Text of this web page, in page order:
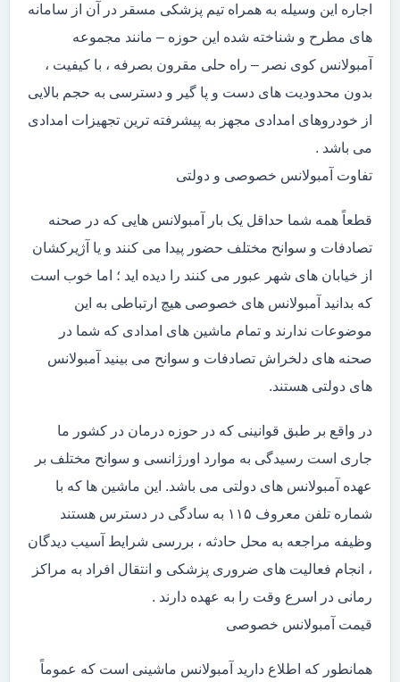
اجاره این وسیله به همراه تیم پزشکی مسقر در آن از سامانه
های مطرح و شناخته شده این حوزه – مانند مجموعه
آمبولانس کوی نصر – راه حلی مقرون بصرفه ، با کیفیت ،
بدون محدودیت های دست و پا گیر و دسترسی به حجم بالایی
از خودروهای امدادی مجهز به پیشرفته ترین تجهیزات امدادی
می باشد .
تفاوت آمبولانس خصوصی و دولتی
قطعاً همه شما حداقل یک بار آمبولانس هایی که در صحنه
تصادفات و سوانح مختلف حضور پیدا می کنند و یا آژیرکشان
از خیابان های شهر عبور می کنند را دیده اید ؛ اما خوب است
که بدانید آمبولانس های خصوصی هیچ ارتباطی به این
موضوعات ندارند و تمام ماشین های امدادی که شما در
صحنه های دلخراش تصادفات و سوانح می بینید آمبولانس
های دولتی هستند.
در واقع بر طبق قوانینی که در حوزه درمان در کشور ما
جاری است رسیدگی به موارد اورژانسی و سوانح مختلف بر
عهده آمبولانس های دولتی می باشد. این ماشین ها که با
شماره تلفن معروف ۱۱۵ به سادگی در دسترس هستند
وظیفه مراجعه به محل حادثه ، بررسی شرایط آسیب دیدگان
، انجام فعالیت های ضروری پزشکی و انتقال افراد به مراکز
رمانی در اسرع وقت را به عهده دارند .
قیمت آمبولانس خصوصی
همانطور که اطلاع دارید آمبولانس ماشینی است که عموماً